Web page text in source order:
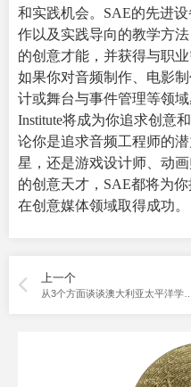
和实践机会。SAE的先进
作以及实践导向的教学方
的创意才能，并获得与职
如果你对音频制作、电影
计或舞台与事件管理等领域
Institute将成为你追求创意
论你是追求音频工程师的
星，还是游戏设计师、动
的创意天才，SAE都将为
在创意媒体领域取得成功。
上一个